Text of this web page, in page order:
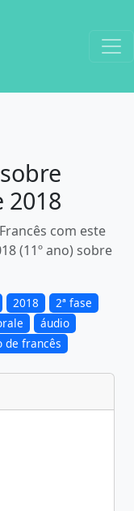
2018
com este
(11º ano) sobre
2018
2ª fase
áudio
de francês